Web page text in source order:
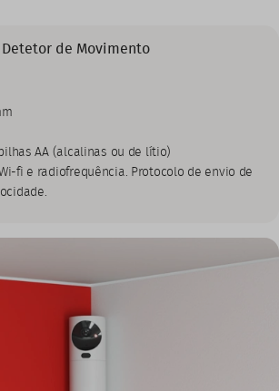
de Movimento
AA (alcalinas ou de lítio)
fi e radiofrequência. Protocolo de envio de